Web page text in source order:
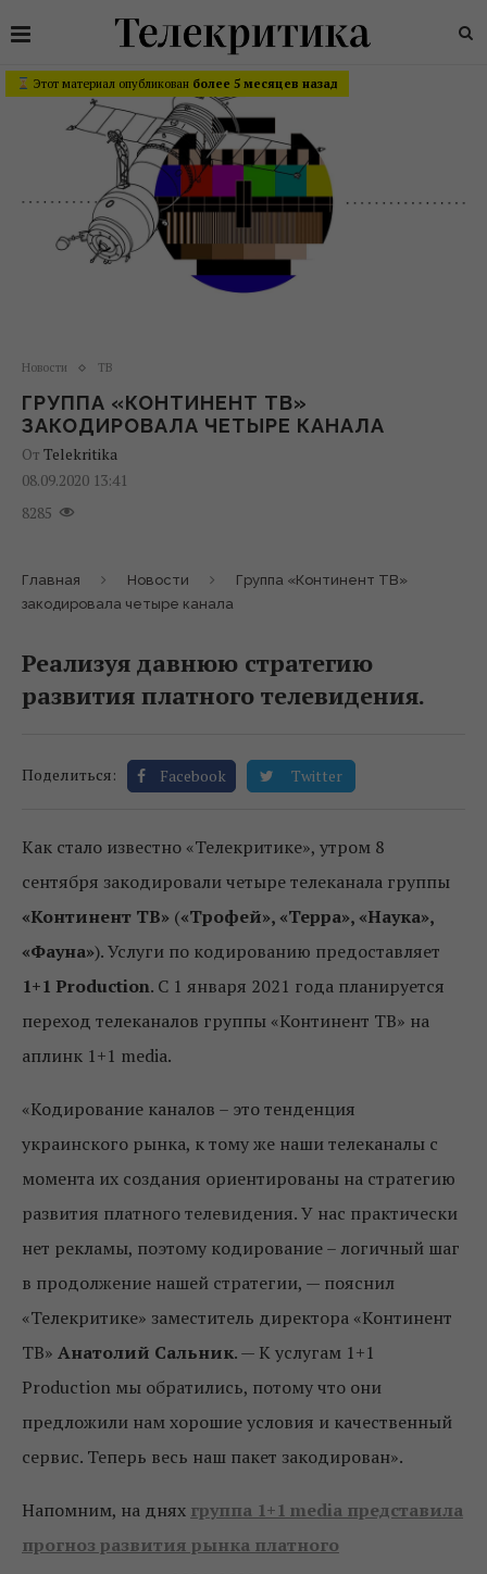
Этот материал опубликован более 5 месяцев назад
Новости ТВ
ГРУППА «КОНТИНЕНТ ТВ»
ЗАКОДИРОВАЛА ЧЕТЫРЕ КАНАЛА
От Telekritika
08.09.2020 13:41
8285
Главная Новости
Группа «Континент ТВ»
закодировала четыре канала
Реализуя давнюю стратегию
развития платного телевидения.
Поделиться: Facebook Twitter
Как стало известно «Телекритике», утром 8
сентября закодировали четыре телеканала группы
«Континент ТВ» («Трофей», «Терра», «Наука»,
«Фауна»). Услуги по кодированию предоставляет
1+1 Production. С 1 января 2021 года планируется
переход телеканалов группы «Континент ТВ» на
аплинк 1+1 media.
«Кодирование каналов – это тенденция
украинского рынка, к тому же наши телеканалы с
момента их создания ориентированы на стратегию
развития платного телевидения. У нас практически
нет рекламы, поэтому кодирование – логичный шаг
в продолжение нашей стратегии, — пояснил
«Телекритике» заместитель директора «Континент
ТВ» Анатолий Сальник. — К услугам 1+1
Production мы обратились, потому что они
предложили нам хорошие условия и качественный
сервис. Теперь весь наш пакет закодирован».
Напомним, на днях группа 1+1 media представила
прогноз развития рынка платного